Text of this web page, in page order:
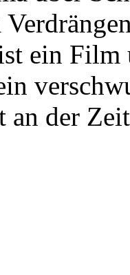
ein
an der